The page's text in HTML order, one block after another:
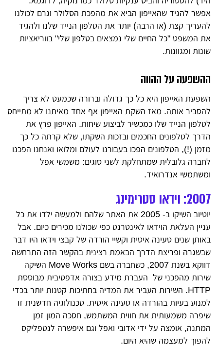
אפשר להגיד שהאייפון הביא את מהפכת הסלולר וגרם לכולנו
להעריך קצת (או הרבה) יותר את הטלפון הנייד שלנו ולהגיד
את המשפט "כל החיים שלי נמצאים בטלפון שלי" בווריאציות
שונות ומגוונות.
ההשפעה על ההווה
השפעת האייפון היא כל כך גדולה וברורה שכמעט לא צריך
להסביר אותה. מאז השקת האייפון אף אחד מאיתנו לא מתייחס
לטלפון הנייד שלו כמכשיר לביצוע שיחות. האייפון פרץ את
הדרך לטלפונים החכמים ובזכות השקתו, שלא קרתה כל כך
מזמן (!), הטלפונים הפכו בעבורנו לעולם ומלואו ואנחנו הפכנו
לחברה גלובלית שמתחלקת לשני סוגים: משמשי אפל
ומשתמשי אנדרואיד.
2007: וידאו סטרימינג
יוטיוב השיקו ב- 2005 את האתר שלהם ולמעשה ילדו את כל
עניין העלאת הוידאו לאינטרנט כפי שכולנו מכירים כיום. אבל
באותן שנים טעינה איטית וקשיי הורדה של קבצי וידאו היו דבר
שבשגרה ופריצת הדרך הבאמת רצינית בהקשר הזה התרחשה
דווקא בשנת 2007, כשחברה בשם Move Works השיקה
שירות מהפכני של העברת מידע בצורה אדפטיבית מבוססת
HTTP. השירות העביר את המדיה בחתיכות קטנות יותר בכדי
למנוע בעיות בהורדה או טעינה איטית. טכנולוגיה חדשנית זו
שיפרה משמעותית את חווית המשתמש, חסכה המון זמן
המתנה, אומצה על ידי אדובי ואפל וגם איפשרה לנטפליקס
להפוך למעצמה שהיא היום.